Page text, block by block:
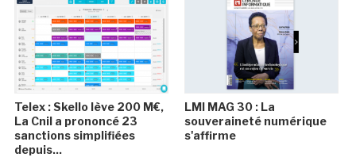
Telex : Skello lève 200 M€,
La Cnil a prononcé 23
sanctions simplifiées
depuis...
LMI MAG 30 : La
souveraineté numérique
s'affirme